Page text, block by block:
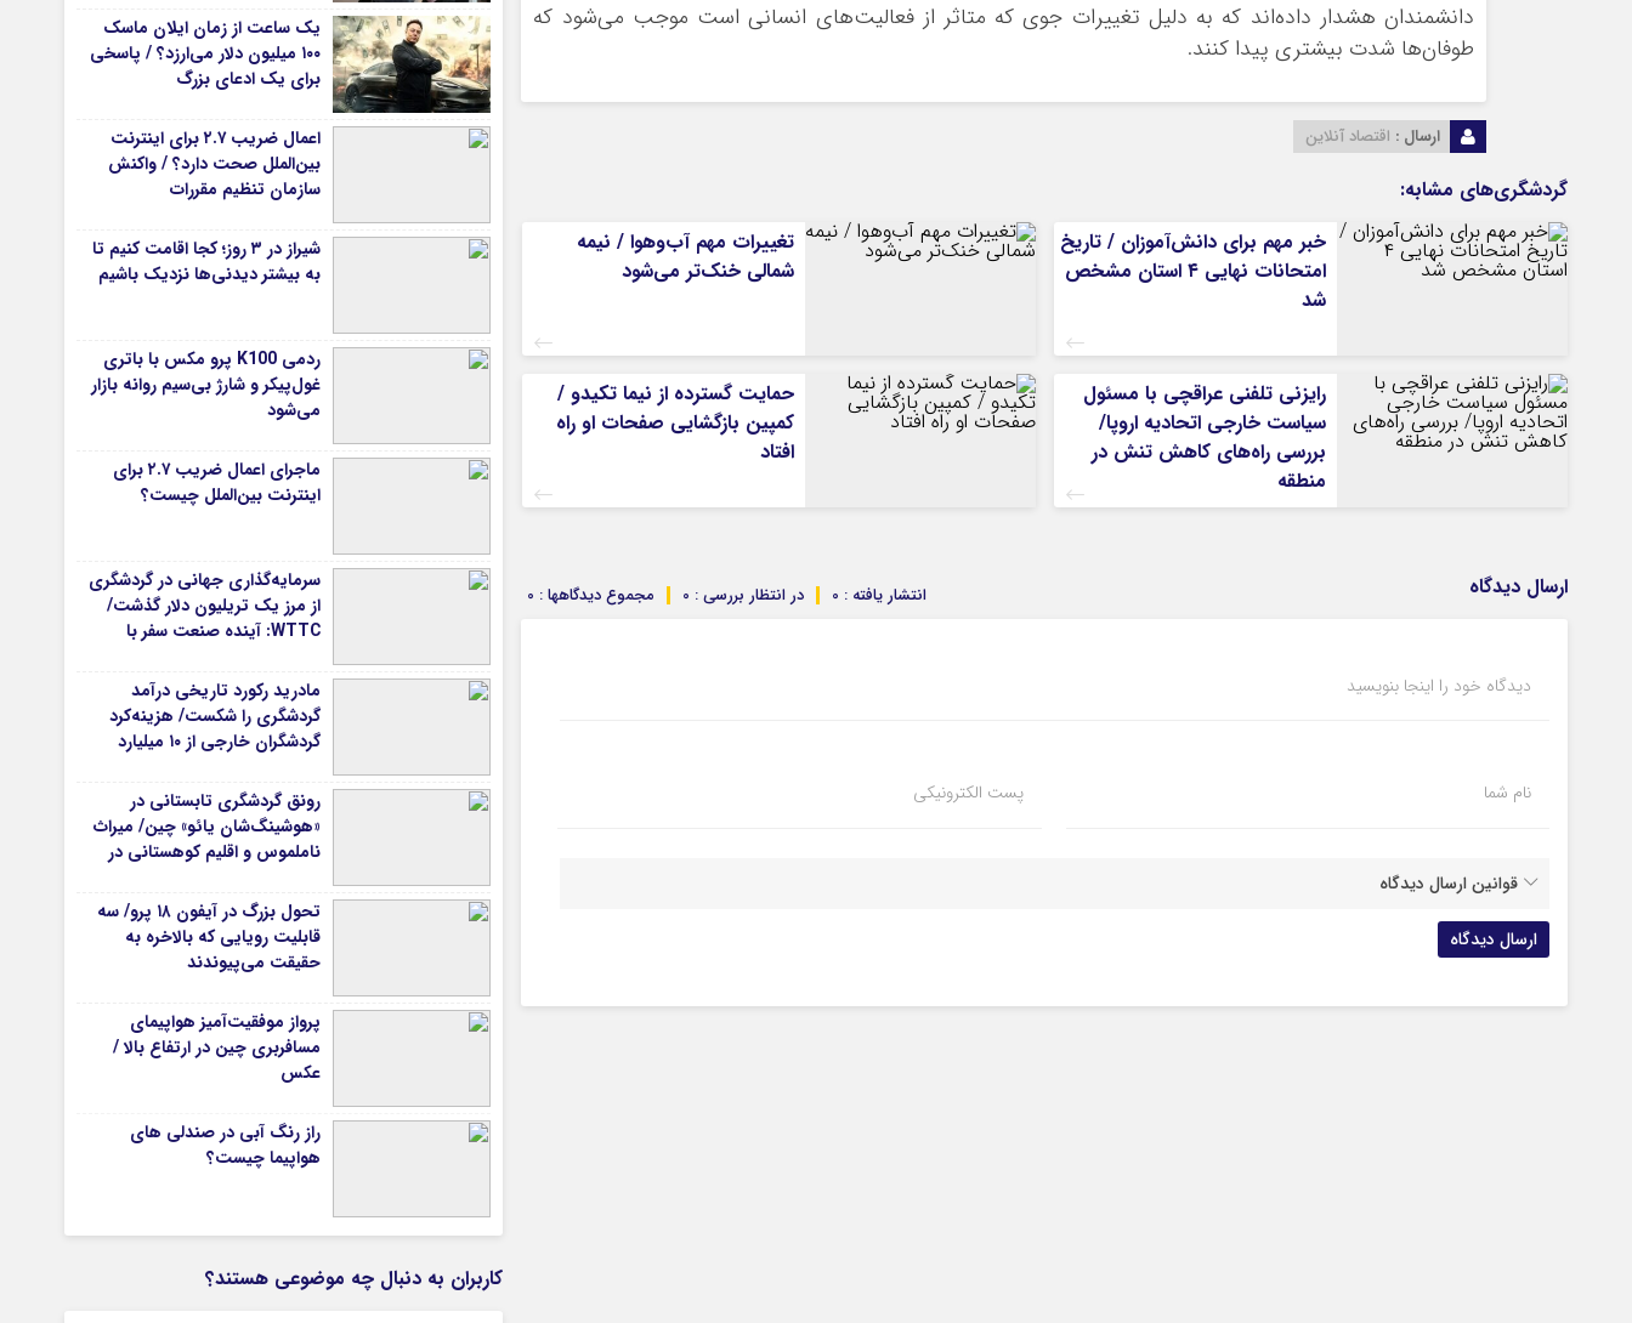
دانشمندان هشدار داده‌اند که به دلیل تغییرات جوی که متاثر از فعالیت‌های انسانی است موجب می‌شود که
طوفان‌ها شدت بیشتری پیدا کنند.
ارسال : اقتصاد آنلاین
گردشگری‌های مشابه:
خبر مهم برای دانش‌آموزان / تاریخ
امتحانات نهایی ۴ استان مشخص
شد
تغییرات مهم آب‌وهوا / نیمه
شمالی خنک‌تر می‌شود
رایزنی تلفنی عراقچی با مسئول
سیاست خارجی اتحادیه اروپا/
بررسی راه‌های کاهش تنش در
منطقه
حمایت گسترده از نیما تکیدو /
کمپین بازگشایی صفحات او راه
افتاد
ارسال دیدگاه مجموع دیدگاهها : 0 در انتظار بررسی : 0 انتشار یافته : 0
دیدگاه خود را اینجا بنویسید
نام شما پست الکترونیکی
قوانین ارسال دیدگاه
یک ساعت از زمان ایلان ماسک
۱۰۰ میلیون دلار می‌ارزد؟ / پاسخی
برای یک ادعای بزرگ
اعمال ضریب ۲.۷ برای اینترنت
بین‌الملل صحت دارد؟ / واکنش
سازمان تنظیم مقررات
شیراز در ۳ روز؛ کجا اقامت کنیم تا
به بیشتر دیدنی‌ها نزدیک باشیم
ردمی K100 پرو مکس با باتری
غول‌پیکر و شارژ بی‌سیم روانه بازار
می‌شود
ماجرای اعمال ضریب ۲.۷ برای
اینترنت بین‌الملل چیست؟
سرمایه‌گذاری جهانی در گردشگری
از مرز یک تریلیون دلار گذشت/
WTTC: آینده صنعت سفر با
تضمین می‌شود
مادرید رکورد تاریخی درآمد
گردشگری را شکست/ هزینه‌کرد
گردشگران خارجی از ۱۰ میلیارد
رونق گردشگری تابستانی در
«هوشینگ‌شان یائو» چین/ میراث
ناملموس و اقلیم کوهستانی در
تحول بزرگ در آیفون ۱۸ پرو/ سه
قابلیت رویایی که بالاخره به
حقیقت می‌پیوندند
پرواز موفقیت‌آمیز هواپیمای
مسافربری چین در ارتفاع بالا /
عکس
راز رنگ آبی در صندلی های
هواپیما چیست؟
کاربران به دنبال چه موضوعی هستند؟